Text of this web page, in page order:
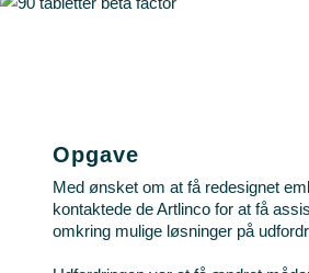
Opgave
Med ønsket om at få redesignet
kontaktede de Artlinco for at få
omkring mulige løsninger på